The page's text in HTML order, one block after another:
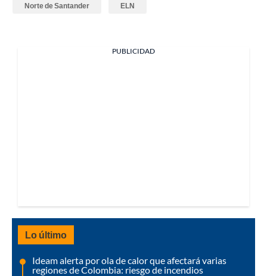
Norte de Santander ELN
PUBLICIDAD
Lo último
Ideam alerta por ola de calor que afectará varias
regiones de Colombia: riesgo de incendios